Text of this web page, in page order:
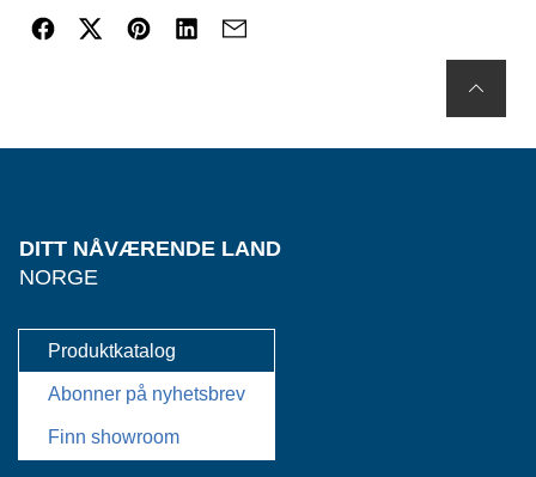
DITT NÅVÆRENDE LAND
NORGE
Produktkatalog
Abonner på nyhetsbrev
Finn showroom